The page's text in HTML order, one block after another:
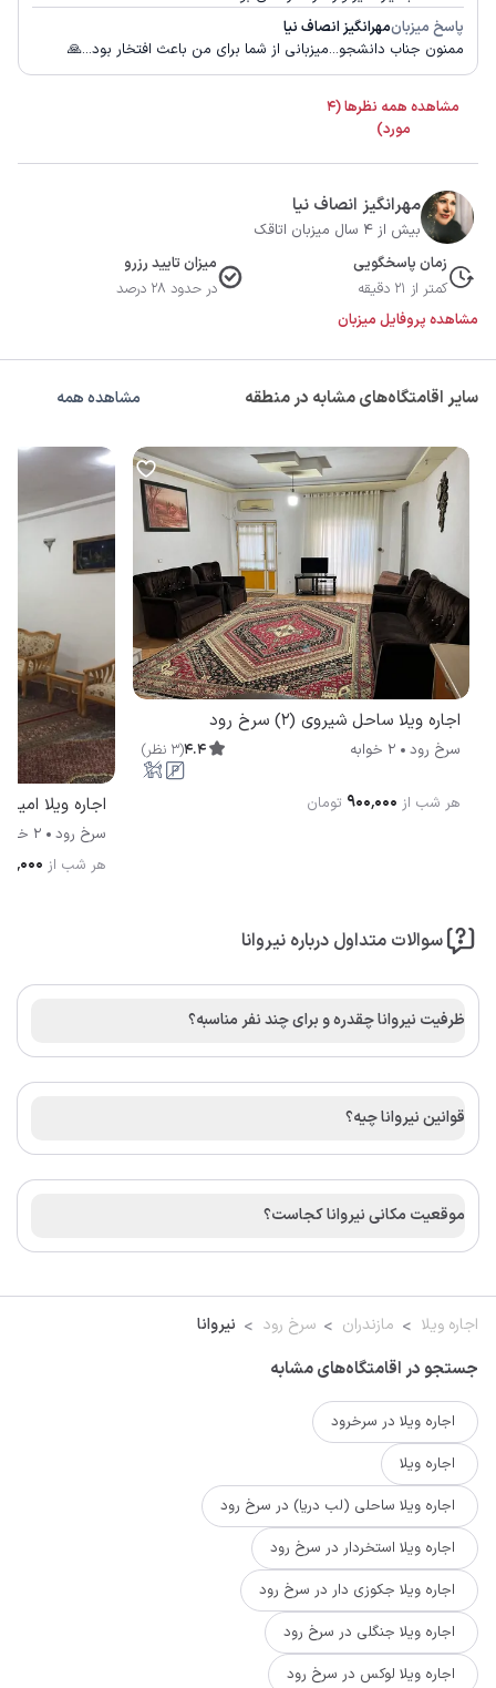
پاسخ میزبانمهرانگيز انصاف نیا
ممنون جناب دانشجو...میزبانی از شما برای من باعث افتخار بود...🙏
مشاهده همه نظرها (4
مورد)
مهرانگيز انصاف نیا
بیش از 4 سال میزبان اتاقک
زمان پاسخگویی
کمتر از 21 دقیقه
میزان تایید رزرو
در حدود 28 درصد
مشاهده پروفایل میزبان
سایر اقامتگاه‌های مشابه در منطقه مشاهده همه
اجاره ویلا ساحل شیروی (2) سرخ رود
سرخ رود 2 خوابه 4.4
(
3 نظر)
هر شب از ۹۰۰٬۰۰۰ تومان اجاره ویلا
سرخ رود
2 خوابه
هر شب از
سوالات متداول درباره نیروانا
ظرفیت نیروانا چقدره و برای چند نفر مناسبه؟
قوانین نیروانا چیه؟
موقعیت مکانی نیروانا کجاست؟
اجاره ویلا مازندران سرخ رود نیروانا
جستجو در اقامتگاه‌های مشابه
اجاره ویلا در سرخرود
اجاره ویلا
اجاره ویلا ساحلی (لب دریا) در سرخ رود
اجاره ویلا استخردار در سرخ رود
اجاره ویلا جکوزی دار در سرخ رود
اجاره ویلا جنگلی در سرخ رود
اجاره ویلا لوکس در سرخ رود